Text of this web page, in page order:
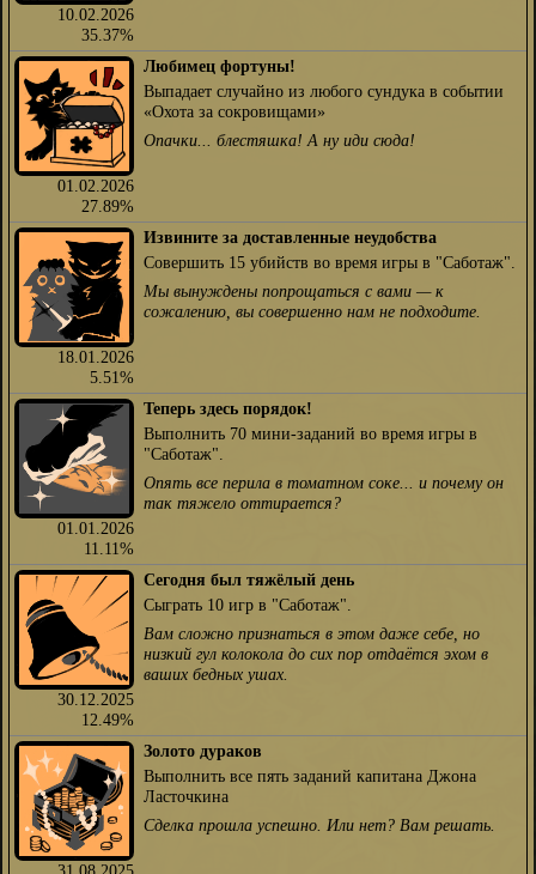
10.02.2026
35.37%
01.02.2026
27.89%
Любимец фортуны!
Выпадает случайно из любого сундука в событии
«Охота за сокровищами»
Опачки... блестяшка! А ну иди сюда!
18.01.2026
5.51%
Извините за доставленные неудобства
Совершить 15 убийств во время игры в "Саботаж".
Мы вынуждены попрощаться с вами — к
сожалению, вы совершенно нам не подходите.
01.01.2026
11.11%
Теперь здесь порядок!
Выполнить 70 мини-заданий во время игры в
"Саботаж".
Опять все перила в томатном соке... и почему он
так тяжело оттирается?
30.12.2025
12.49%
Сегодня был тяжёлый день
Сыграть 10 игр в "Саботаж".
Вам сложно признаться в этом даже себе, но
низкий гул колокола до сих пор отдаётся эхом в
ваших бедных ушах.
Золото дураков
Выполнить все пять заданий капитана Джона
Ласточкина
Сделка прошла успешно. Или нет? Вам решать.